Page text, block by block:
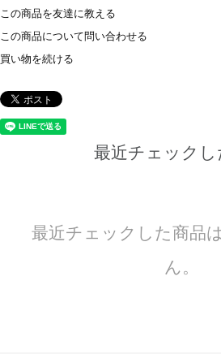
この商品を友達に教える
この商品について問い合わせる
買い物を続ける
最近チェックし
最近チェックした商品
ん。